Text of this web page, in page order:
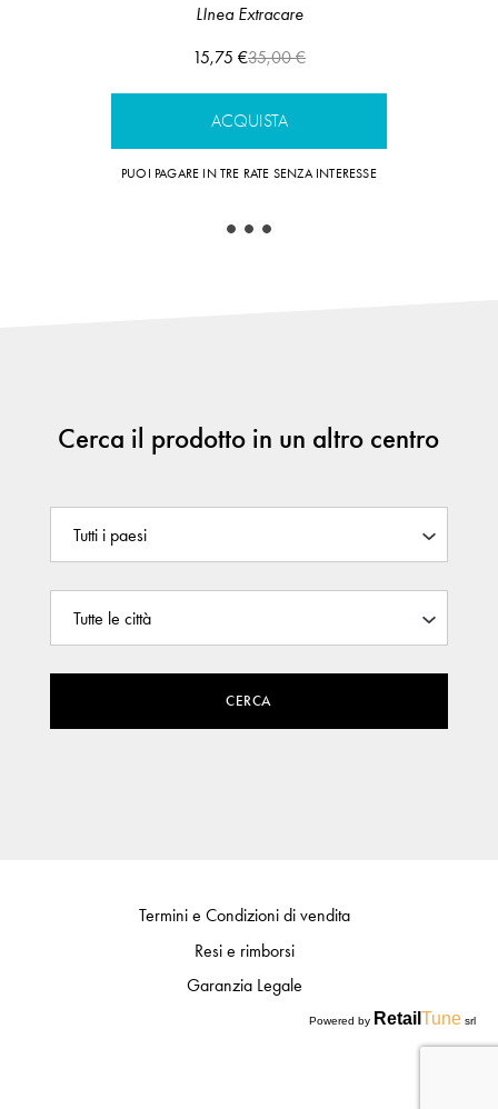
LInea Extracare
15,75 €35,00 €
ACQUISTA
PUOI PAGARE IN TRE RATE SENZA INTERESSE
Cerca il prodotto in un altro centro
CERCA
Termini e Condizioni di vendita
Resi e rimborsi
Garanzia Legale
Powered by Retail Tune srl